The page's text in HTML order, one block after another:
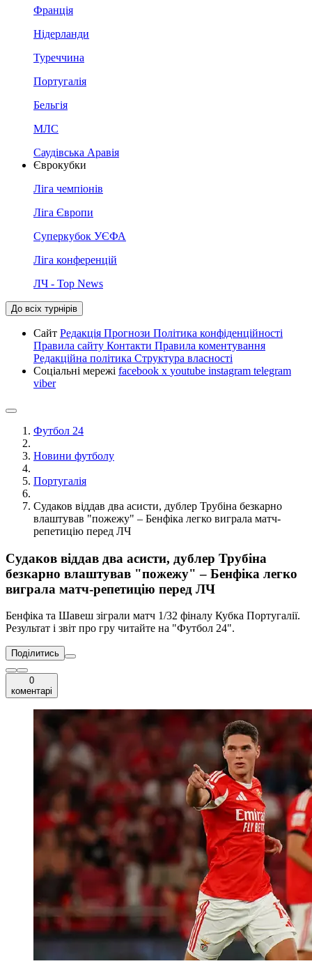
Франція
Нідерланди
Туреччина
Португалія
Бельгія
МЛС
Саудівська Аравія
Єврокубки
Ліга чемпіонів
Ліга Європи
Суперкубок УЄФА
Ліга конференцій
ЛЧ - Top News
До всіх турнірів
Сайт Редакція Прогнози Політика конфіденційності
Правила сайту Контакти Правила коментування
Редакційна політика Структура власності
Соціальні мережі facebook x youtube instagram telegram
viber
Футбол 24
Новини футболу
Португалія
Судаков віддав два асисти, дублер Трубіна безкарно
влаштував "пожежу" – Бенфіка легко виграла матч-
репетицію перед ЛЧ
Судаков віддав два асисти, дублер Трубіна
безкарно влаштував "пожежу" – Бенфіка легко
виграла матч-репетицію перед ЛЧ
Бенфіка та Шавеш зіграли матч 1/32 фіналу Кубка Португалії.
Результат і звіт про гру читайте на "Футбол 24".
Поділитись
0
коментарі